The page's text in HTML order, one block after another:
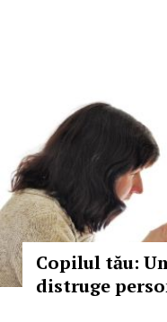
Copilul tău:
distruge